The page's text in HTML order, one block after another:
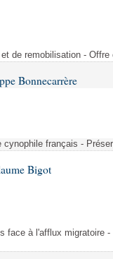
de remobilisation -
Bonnecarrère
français -
Bigot
face à l'afflux migratoire